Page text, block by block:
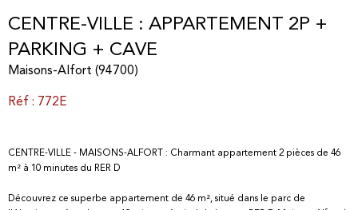
CENTRE-VILLE : APPARTEMENT 2P +
PARKING + CAVE
Maisons-Alfort (94700)
Réf : 772E
CENTRE-VILLE - MAISONS-ALFORT : Charmant appartement 2 pièces de 46
m² à 10 minutes du RER D
Découvrez ce superbe appartement de 46 m², situé dans le parc de